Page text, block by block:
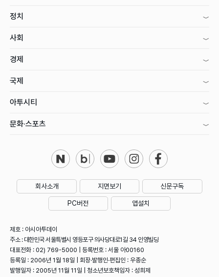
정치
사회
경제
국제
아투시티
문화·스포츠
회사소개 지면보기 신문구독
PC버전 앱설치
제호 : 아시아투데이
주소 : 대한민국 서울특별시 영등포구 의사당대로1길 34 인영빌딩
대표전화 : 02) 769-5000 | 등록번호 : 서울 아00160
등록일 : 2006년 1월 18일 | 회장·발행인·편집인 : 우종순
발행일자 : 2005년 11월 11일 | 청소년보호책임자 : 성희제